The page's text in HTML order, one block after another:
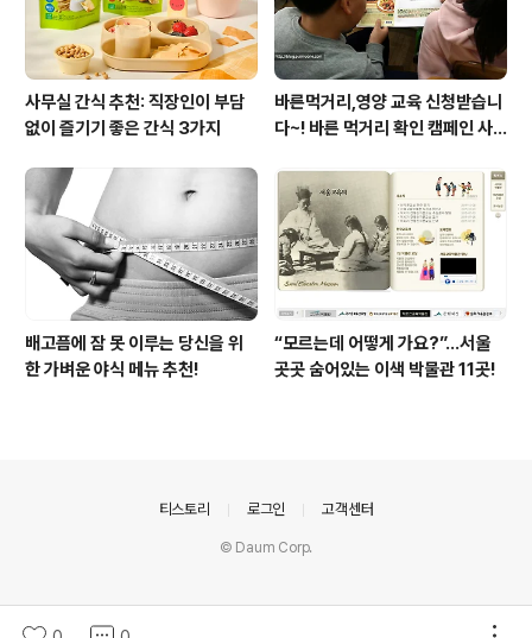
사무실 간식 추천: 직장인이 부담
없이 즐기기 좋은 간식 3가지
바른먹거리,영양 교육 신청받습니
다~! 바른 먹거리 확인 캠페인 사
배고픔에 잠 못 이루는 당신을 위
한 가벼운 야식 메뉴 추천!
“모르는데 어떻게 가요?”...서울
곳곳 숨어있는 이색 박물관 11곳!
티스토리 로그인 고객센터
© Daum Corp.